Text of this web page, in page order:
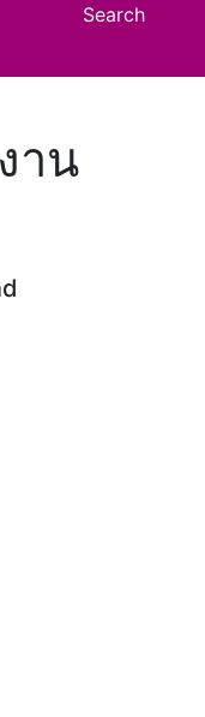
Search
าน